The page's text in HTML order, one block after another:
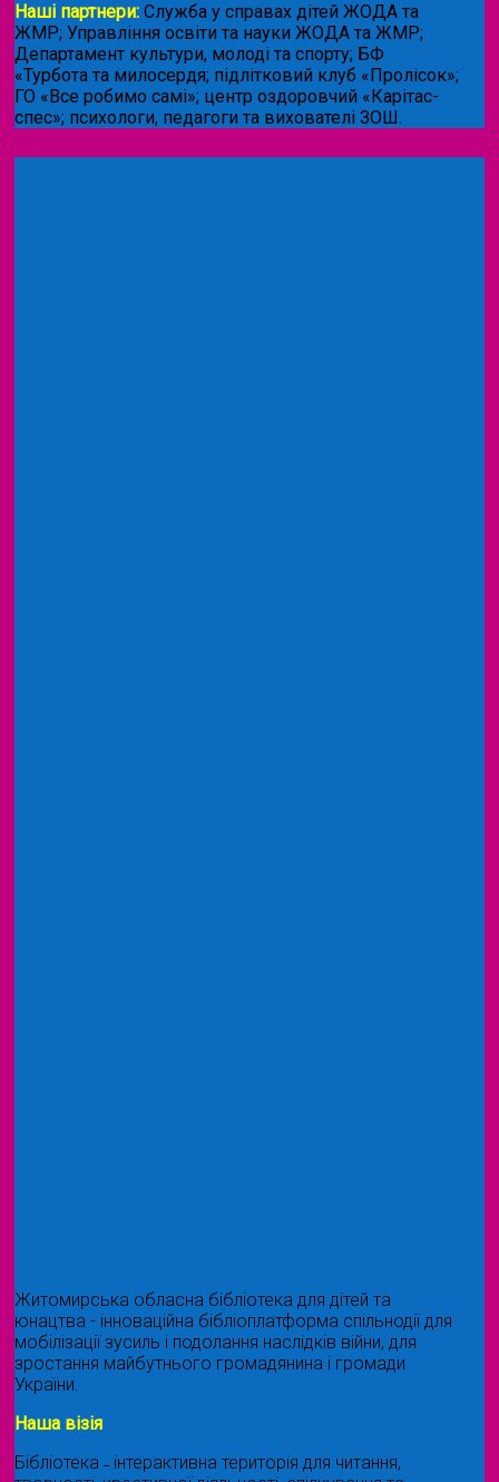
Наші партнери: Служба у справах дітей ЖОДА та
ЖМР; Управління освіти та науки ЖОДА та ЖМР;
Департамент культури, молоді та спорту; БФ
«Турбота та милосердя; підлітковий клуб «Пролісок»;
ГО «Все робимо самі»; центр оздоровчий «Карітас-
спес»; психологи, педагоги та вихователі ЗОШ.
Житомирська обласна бібліотека для дітей та
юнацтва - інноваційна бібліоплатформа спільнодії для
мобілізації зусиль і подолання наслідків війни, для
зростання майбутнього громадянина і громади
України.
Наша візія
Бібліотека ˗ інтерактивна територія для читання,